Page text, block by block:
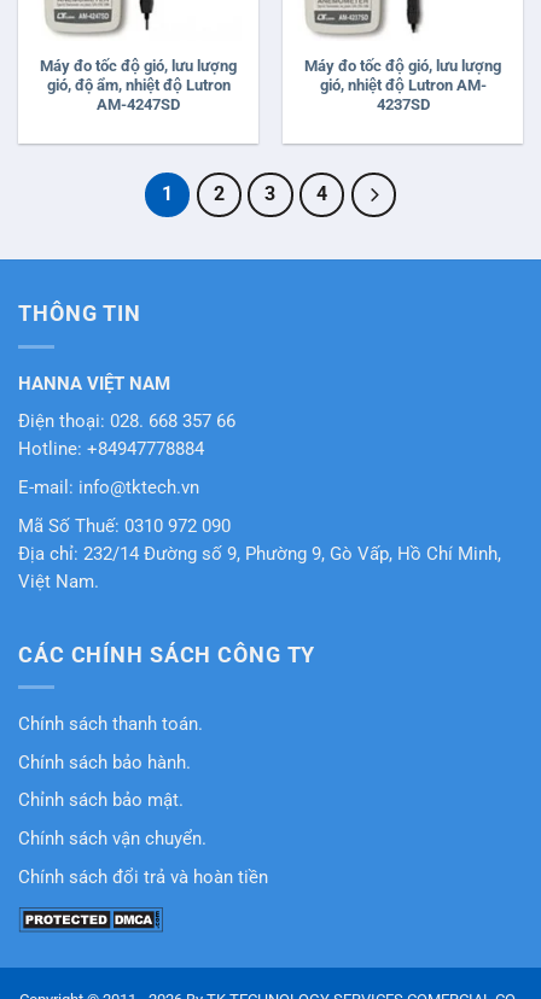
Máy đo tốc độ gió, lưu lượng
gió, độ ẩm, nhiệt độ Lutron
AM-4247SD
Máy đo tốc độ gió, lưu lượng
gió, nhiệt độ Lutron AM-
4237SD
1 2 3 4
THÔNG TIN
HANNA VIỆT NAM
Điện thoại: 028. 668 357 66
Hotline: +84947778884
E-mail: info@tktech.vn
Mã Số Thuế: 0310 972 090
Địa chỉ: 232/14 Đường số 9, Phường 9, Gò Vấp, Hồ Chí Minh,
Việt Nam.
CÁC CHÍNH SÁCH CÔNG TY
Chính sách thanh toán.
Chính sách bảo hành.
Chỉnh sách bảo mật.
Chính sách vận chuyển.
Chính sách đổi trả và hoàn tiền